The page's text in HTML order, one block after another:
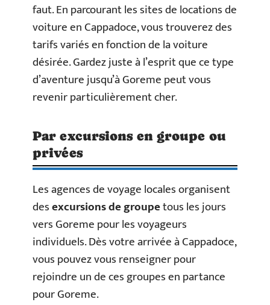
faut. En parcourant les sites de locations de
voiture en Cappadoce, vous trouverez des
tarifs variés en fonction de la voiture
désirée. Gardez juste à l’esprit que ce type
d’aventure jusqu’à Goreme peut vous
revenir particulièrement cher.
Par excursions en groupe ou
privées
Les agences de voyage locales organisent
desexcursions de groupetous les jours
vers Goreme pour les voyageurs
individuels. Dès votre arrivée à Cappadoce,
vous pouvez vous renseigner pour
rejoindre un de ces groupes en partance
pour Goreme.